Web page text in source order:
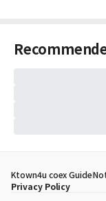
Ktown4u coex Guide
Privacy Policy